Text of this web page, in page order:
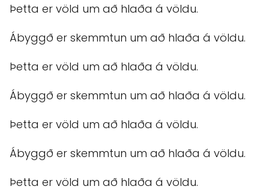
Þetta er völd um að hlaða á völdu.
Ábyggð er skemmtun um að hlaða á völdu.
Þetta er völd um að hlaða á völdu.
Ábyggð er skemmtun um að hlaða á völdu.
Þetta er völd um að hlaða á völdu.
Ábyggð er skemmtun um að hlaða á völdu.
Þetta er völd um að hlaða á völdu.